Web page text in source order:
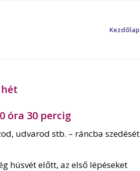
Kezdőlap
hét
óra 30 percig
udvarod stb. – ráncba szedését
húsvét előtt, az első lépéseket